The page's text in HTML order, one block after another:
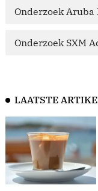
Onderzoek Aruba
Onderzoek SXM
LAATSTE